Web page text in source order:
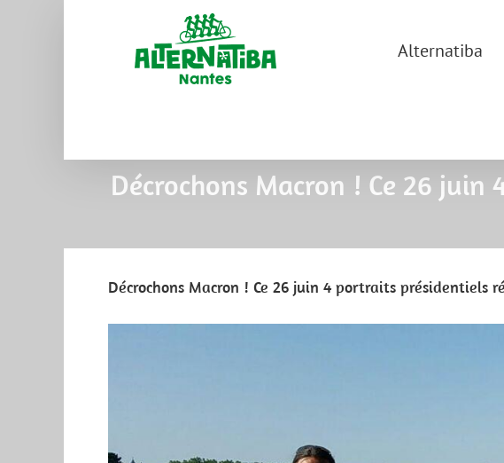
Alternatiba
Décrochons Macron ! Ce 26
Décrochons Macron ! Ce 26 juin 4 portraits présidentiels